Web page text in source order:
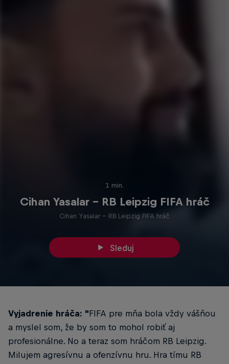
1 min.
Cihan Yasalar - RB Leipzig FIFA hráč
Cihan Yasalar - RB Leipzig FIFA hráč
Sleduj
Vyjadrenie hráča: "FIFA pre mňa bola vždy vášňou
a myslel som, že by som to mohol robiť aj
profesionálne. No a teraz som hráčom RB Leipzig.
Milujem agresívnu a ofenzívnu hru. Hra tímu RB